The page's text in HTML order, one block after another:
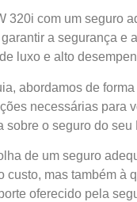
320i com um seguro
a segurança e
luxo e alto
abordamos de
necessárias para
sobre o seguro do seu
de um seguro
custo, mas também à
oferecido pela